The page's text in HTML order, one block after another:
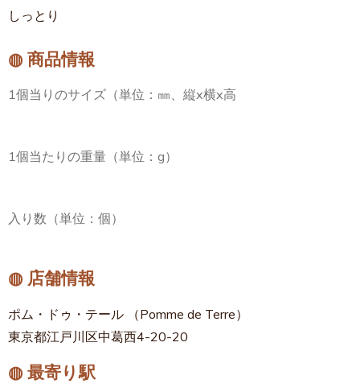
しっとり
◍ 商品情報
1個当りのサイズ（単位：㎜、縦x横x高
1個当たりの重量（単位：g）
入り数（単位：個）
◍ 店舗情報
ポム・ドゥ・テール （Pomme de Terre）
東京都江戸川区中葛西4-20-20
◍ 最寄り駅